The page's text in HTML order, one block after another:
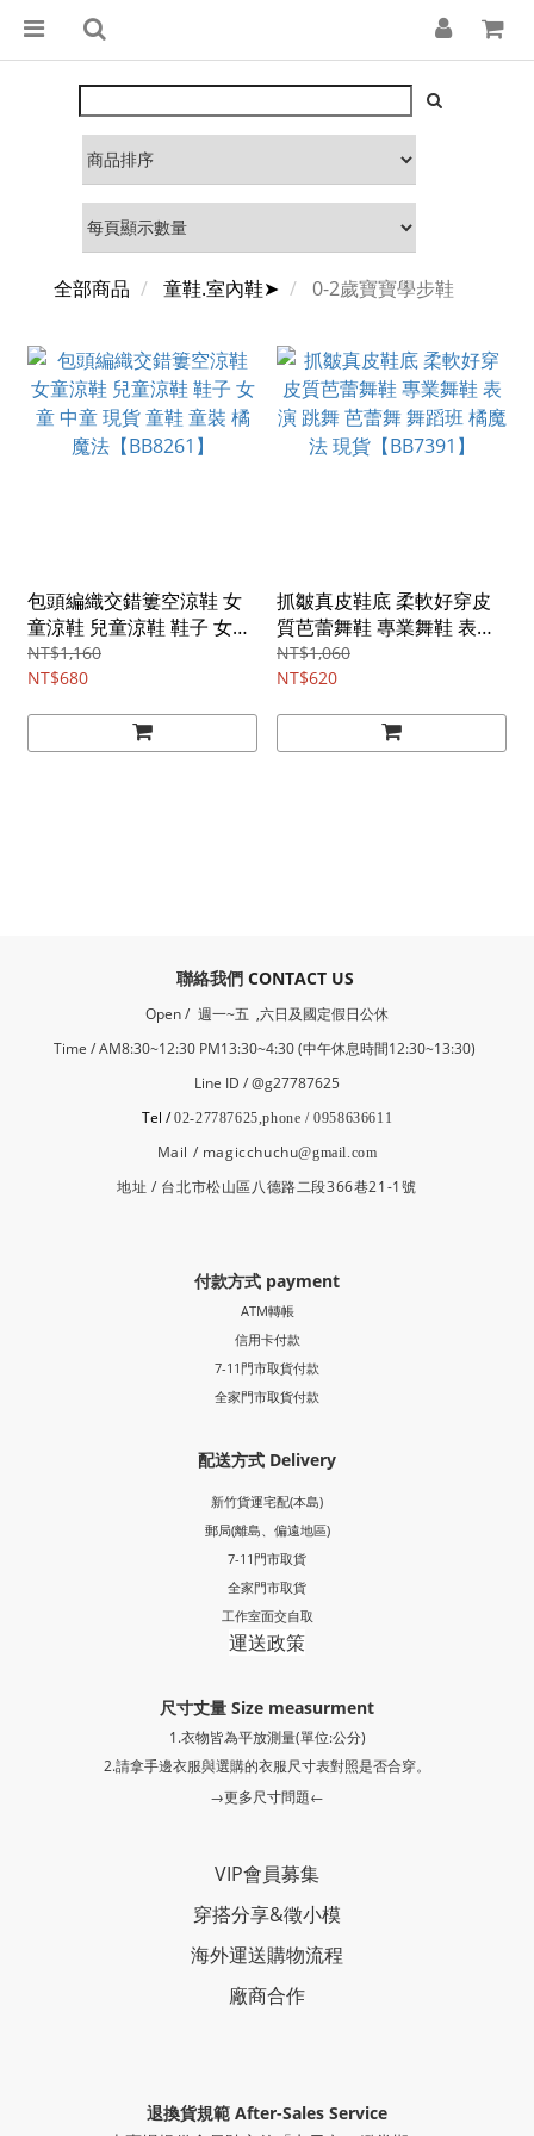
全部商品 童鞋.室內鞋➤ 0-2歲寶寶學步鞋
包頭編織交錯簍空涼鞋 女
童涼鞋 兒童涼鞋 鞋子 女童
中童 現貨 童鞋 童裝 橘魔法
【BB8261】
NT$1,160
NT$680
抓皺真皮鞋底 柔軟好穿皮
質芭蕾舞鞋 專業舞鞋 表演
跳舞 芭蕾舞 舞蹈班 橘魔法
現貨【BB7391】
NT$1,060
NT$620
​聯絡我們 CONTACT US
Open / 週一~五 ,六日及國定假日公休
Time / AM8:30~12:30 PM13:30~4:30 (中午休息時間12:30~13:30)
Line ID / @g27787625
Tel /02-27787625,phone / 0958636611
Mail / magicchuchu@gmail.com
地址 / 台北市松山區八德路二段366巷21-1號
付款方式 payment
ATM轉帳
信用卡付款
7-11門市取貨付款
全家門市取貨付款
配送方式 Delivery
新竹貨運宅配(本島)
郵局(離島、偏遠地區)
7-11門市取貨
全家門市取貨
工作室面交自取
運送政策
尺寸丈量 Size measurment
1.衣物皆為平放測量(單位:公分)
2.請拿手邊衣服與選購的衣服尺寸表對照是否合穿。
→更多尺寸問題←
VIP會員募集
穿搭分享&徵小模
海外運送購物流程
廠商合作
退換貨規範 After-Sales Service